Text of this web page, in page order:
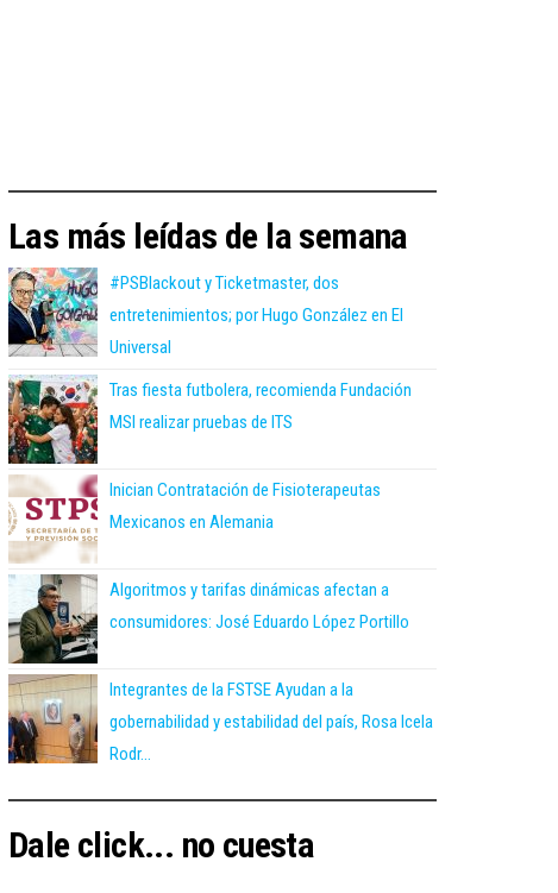
Las más leídas de la semana
#PSBlackout y Ticketmaster, dos
entretenimientos; por Hugo González en El
Universal
Tras fiesta futbolera, recomienda Fundación
MSI realizar pruebas de ITS
Inician Contratación de Fisioterapeutas
Mexicanos en Alemania
Algoritmos y tarifas dinámicas afectan a
consumidores: José Eduardo López Portillo
Integrantes de la FSTSE Ayudan a la
gobernabilidad y estabilidad del país, Rosa Icela
Rodr...
Dale click... no cuesta